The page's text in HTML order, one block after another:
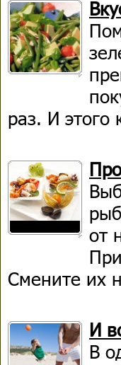
раз. И этого
от
Смените их
И
В